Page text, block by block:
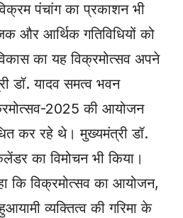
पंचांग का प्रकाशन भी
और आर्थिक गतिविधियों को
का यह विक्रमोत्सव अपने
डॉ. यादव समत्व भवन
2025 की आयोजन
कर रहे थे। मुख्यमंत्री डॉ.
का विमोचन भी किया।
कि विक्रमोत्सव का आयोजन,
व्यक्तित्व की गरिमा के